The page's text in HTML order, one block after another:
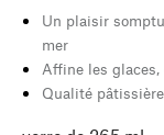
Un plaisir
mer
Affine les
Qualité